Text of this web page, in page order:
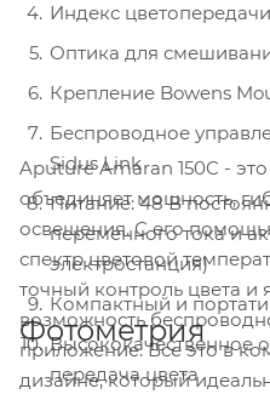
Индекс цветопередачи
Оптика для
Крепление Bowens
Беспроводное
Sidus Link
Питание: 48 В
переменного тока и
электростанция)
Компактный и
Высококачественное
передача цвета
Aputure Amaran 150C -
объединяет мощность,
освещения. С его
спектр цветовой
точный контроль цвета и
возможность
приложение. Все это в
дизайне, который
Фотометрия